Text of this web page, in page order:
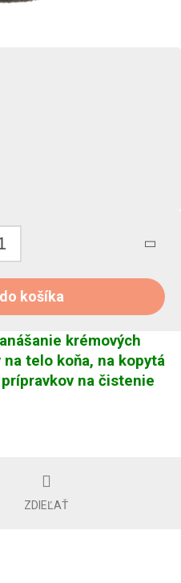
košíka
krémových
telo koňa, na kopytá
na čistenie
ZDIEĽAŤ